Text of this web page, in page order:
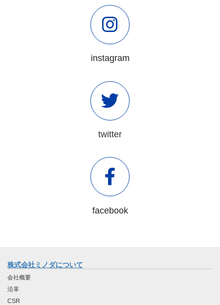
instagram
twitter
facebook
株式会社ミノダについて
会社概要
沿革
CSR